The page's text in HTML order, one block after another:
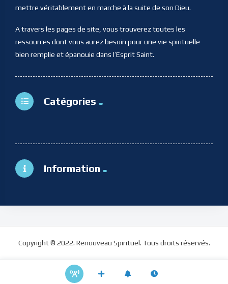
mettre véritablement en marche à la suite de son Dieu.
A travers les pages de site, vous trouverez toutes les
ressources dont vous aurez besoin pour une vie spirituelle
bien remplie et épanouie dans l’Esprit Saint.
Catégories
Information
Copyright © 2022. Renouveau Spirituel. Tous droits réservés.